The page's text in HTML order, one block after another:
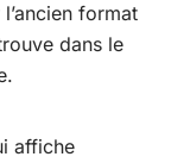
format
dans le
affiche